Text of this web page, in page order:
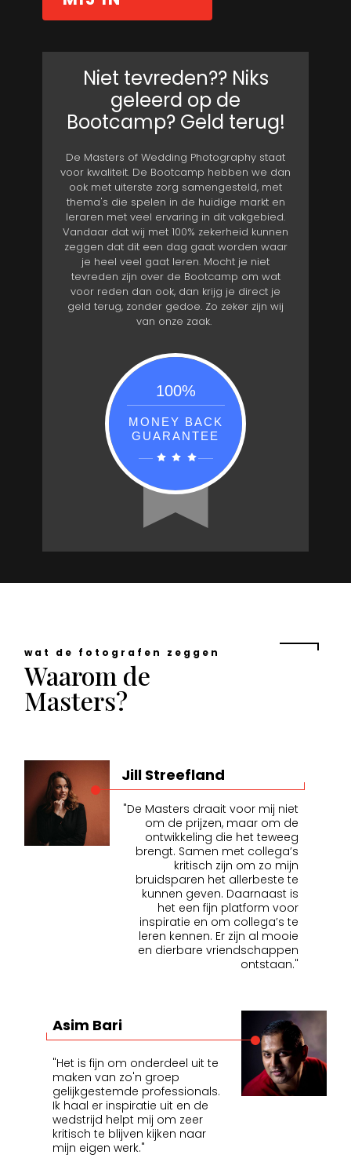
Niet tevreden?? Niks
geleerd op de
Bootcamp? Geld terug!
De Masters of Wedding Photography staat
voor kwaliteit. De Bootcamp hebben we dan
ook met uiterste zorg samengesteld, met
thema's die spelen in de huidige markt en
leraren met veel ervaring in dit vakgebied.
Vandaar dat wij met 100% zekerheid kunnen
zeggen dat dit een dag gaat worden waar
je heel veel gaat leren. Mocht je niet
tevreden zijn over de Bootcamp om wat
voor reden dan ook, dan krijg je direct je
geld terug, zonder gedoe. Zo zeker zijn wij
van onze zaak.
100%
MONEY BACK
GUARANTEE
wat de fotografen zeggen
Waarom de
Masters?
Jill Streefland
"De Masters draait voor mij niet
om de prijzen, maar om de
ontwikkeling die het teweeg
brengt. Samen met collega’s
kritisch zijn om zo mijn
bruidsparen het allerbeste te
kunnen geven. Daarnaast is
het een fijn platform voor
inspiratie en om collega’s te
leren kennen. Er zijn al mooie
en dierbare vriendschappen
ontstaan."
Asim Bari
"Het is fijn om onderdeel uit te
maken van zo'n groep
gelijkgestemde professionals.
Ik haal er inspiratie uit en de
wedstrijd helpt mij om zeer
kritisch te blijven kijken naar
mijn eigen werk."